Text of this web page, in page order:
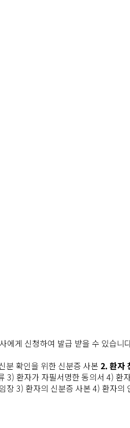
에게 신청하여 발급 받을 수 있습니
분 확인을 위한 신분증 사본 2. 환자
3) 환자가 자필서명한 동의서 4) 환
장 3) 환자의 신분증 사본 4) 환자의